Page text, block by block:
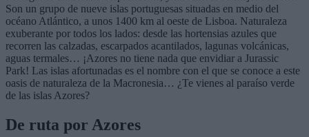
Son un grupo de nueve islas portuguesas situadas en medio del
océano Atlántico, a unos 1400 km al oeste de Lisboa. Naturaleza
exuberante por todos los lados: desde las hortensias azules que
recorren las calzadas, escarpados acantilados, lagunas volcánicas,
aguas termales… ¡Azores no tiene nada que envidiar a Jurassic
Park! Las islas afortunadas es el nombre con el que se conoce a este
oasis de naturaleza de la Macronesia… ¿Te vienes al paraíso verde
de las islas Azores?
De ruta por Azores